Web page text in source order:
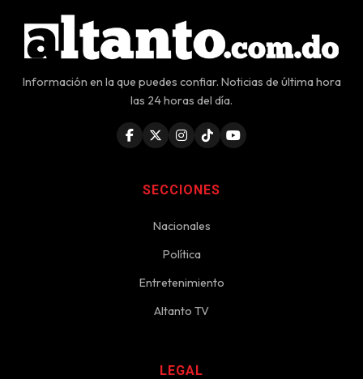
Información en la que puedes confiar. Noticias de última hora
las 24 horas del día.
SECCIONES
Nacionales
Política
Entretenimiento
Altanto TV
LEGAL